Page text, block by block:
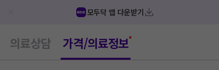
모두닥 앱 다운받기
의료상담 가격/의료정보